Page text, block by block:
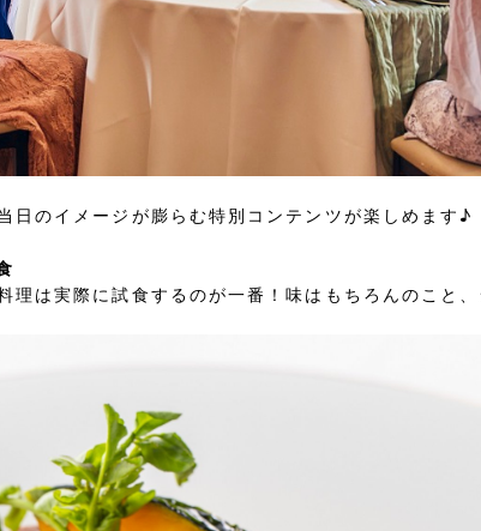
日のイメージが膨らむ特別コンテンツが楽しめます♪
理は実際に試食するのが一番！味はもちろんのこと